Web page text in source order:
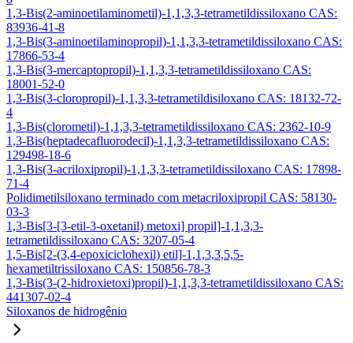
1,3-Bis(2-aminoetilaminometil)-1,1,3,3-tetrametildissiloxano CAS:
83936-41-8
1,3-Bis(3-aminoetilaminopropil)-1,1,3,3-tetrametildissiloxano CAS:
17866-53-4
1,3-Bis(3-mercaptopropil)-1,1,3,3-tetrametildissiloxano CAS:
18001-52-0
1,3-Bis(3-cloropropil)-1,1,3,3-tetrametildisiloxano CAS: 18132-72-
4
1,3-Bis(clorometil)-1,1,3,3-tetrametildissiloxano CAS: 2362-10-9
1,3-Bis(heptadecafluorodecil)-1,1,3,3-tetrametildissiloxano CAS:
129498-18-6
1,3-Bis(3-acriloxipropil)-1,1,3,3-tetrametildissiloxano CAS: 17898-
71-4
Polidimetilsiloxano terminado com metacriloxipropil CAS: 58130-
03-3
1,3-Bis[3-[3-etil-3-oxetanil) metoxi] propil]-1,1,3,3-
tetrametildissiloxano CAS: 3207-05-4
1,5-Bis[2-(3,4-epoxiciclohexil) etil]-1,1,3,3,5,5-
hexametiltrissiloxano CAS: 150856-78-3
1,3-Bis(3-(2-hidroxietoxi)propil)-1,1,3,3-tetrametildissiloxano CAS:
441307-02-4
Siloxanos de hidrogênio